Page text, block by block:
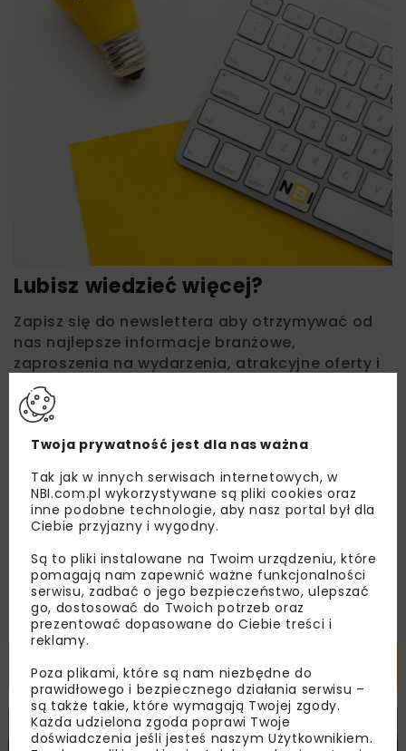
Lubisz wiedzieć więcej?
Zapisz się do newslettera aby otrzymywać od
nas najlepsze informacje branżowe,
zaproszenia na wydarzenia, atrakcyjne oferty i
dedykowane akcje specjalne.
Zapoznałam/em się zPolityką Prywatnościi
Regulaminem oraz wyrażam zgodę na otrzymywanie na
podany przeze mnie adres e-mail korespondencji
handlowej w postaci newslettera.
ZAPISZ MNIE
Powiązane artykuły
KOLEJ WIADOMOŚCI INWESTYCJE
Twoja prywatność jest dla nas ważna
Tak jak w innych serwisach internetowych, w
NBI.com.pl wykorzystywane są pliki cookies oraz
inne podobne technologie, aby nasz portal był dla
Ciebie przyjazny i wygodny.
Są to pliki instalowane na Twoim urządzeniu, które
pomagają nam zapewnić ważne funkcjonalności
serwisu, zadbać o jego bezpieczeństwo, ulepszać
go, dostosować do Twoich potrzeb oraz
prezentować dopasowane do Ciebie treści i
reklamy.
Poza plikami, które są nam niezbędne do
prawidłowego i bezpiecznego działania serwisu –
są także takie, które wymagają Twojej zgody.
Każda udzielona zgoda poprawi Twoje
doświadczenia jeśli jesteś naszym Użytkownikiem.